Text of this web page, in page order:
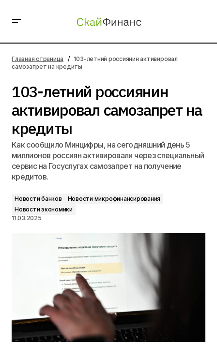
кредиты
Главная страница
103-летний россиянин активировал
самозапрет на кредиты
103-летний россиянин
активировал самозапрет на
кредиты
Как сообщило Минцифры, на сегодняшний день 5
миллионов россиян активировали через специальный
сервис на Госуслугах самозапрет на получение
кредитов.
Новости банков
Новости микрофинансирования
Новости экономики
11.03.2025